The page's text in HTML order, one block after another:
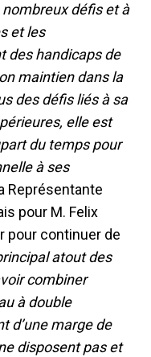
défis et à
et les
des handicaps de
maintien dans la
des défis liés à sa
elle est
du temps pour
à ses
Représentante
pour M. Felix
pour continuer de
atout des
combiner
à double
d’une marge de
disposent pas et